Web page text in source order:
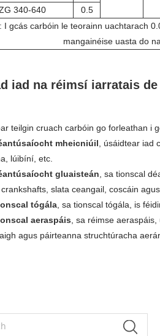
340-640
0.5
I gcás carbóin le teorainn uachtarach
mangainéise uasta do
iad na réimsí iarratais
teilgin cruach carbóin go forleathan i
mheicniúil , úsáidtear
lúibíní, etc.
gluaisteán , sa tionscal
slata ceangail, coscáin
tógála , sa tionscal tógála, is
aeraspáis , sa réimse
agus páirteanna struchtúracha